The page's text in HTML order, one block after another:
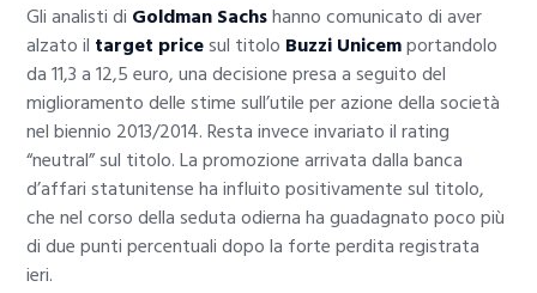
Gli analisti di Goldman Sachshanno comunicato di aver
alzato il target pricesul titolo Buzzi Unicemportandolo
da 11,3 a 12,5 euro, una decisione presa a seguito del
miglioramento delle stime sull’utile per azione della società
nel biennio 2013/2014. Resta invece invariato il rating
“neutral” sul titolo. La promozione arrivata dalla banca
d’affari statunitense ha influito positivamente sul titolo,
che nel corso della seduta odierna ha guadagnato poco più
di due punti percentuali dopo la forte perdita registrata
ieri.